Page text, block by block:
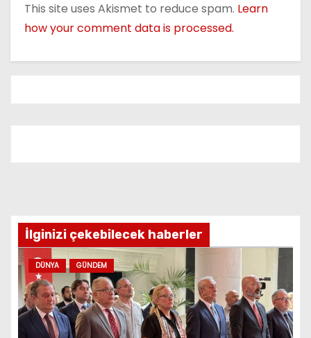
This site uses Akismet to reduce spam. Learn
how your comment data is processed.
İlginizi çekebilecek haberler
DÜNYA GÜNDEM